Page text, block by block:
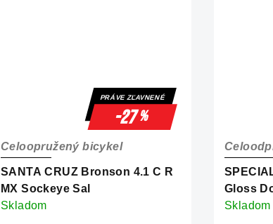
PRÁVE ZĽAVNENÉ
-27%
SANTA CRUZ Bronson 4.1 C R
MX Sockeye Sal
Celoopružený bicykel
Skladom
Gloss
Obsidian
Skladom